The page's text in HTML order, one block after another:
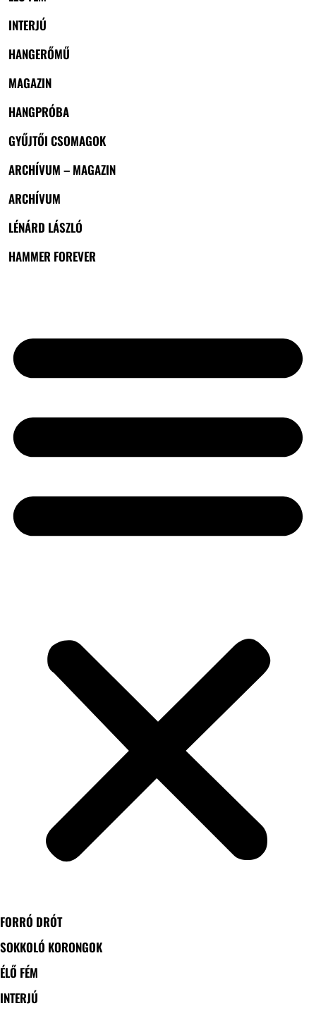
INTERJÚ
HANGERŐMŰ
MAGAZIN
HANGPRÓBA
GYŰJTŐI CSOMAGOK
ARCHÍVUM – MAGAZIN
ARCHÍVUM
LÉNÁRD LÁSZLÓ
HAMMER FOREVER
FORRÓ DRÓT
SOKKOLÓ KORONGOK
ÉLŐ FÉM
INTERJÚ